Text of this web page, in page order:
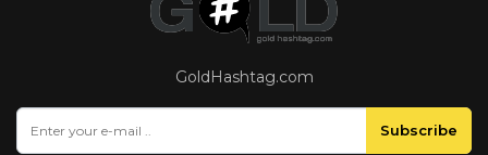
GoldHashtag.com
Subscribe